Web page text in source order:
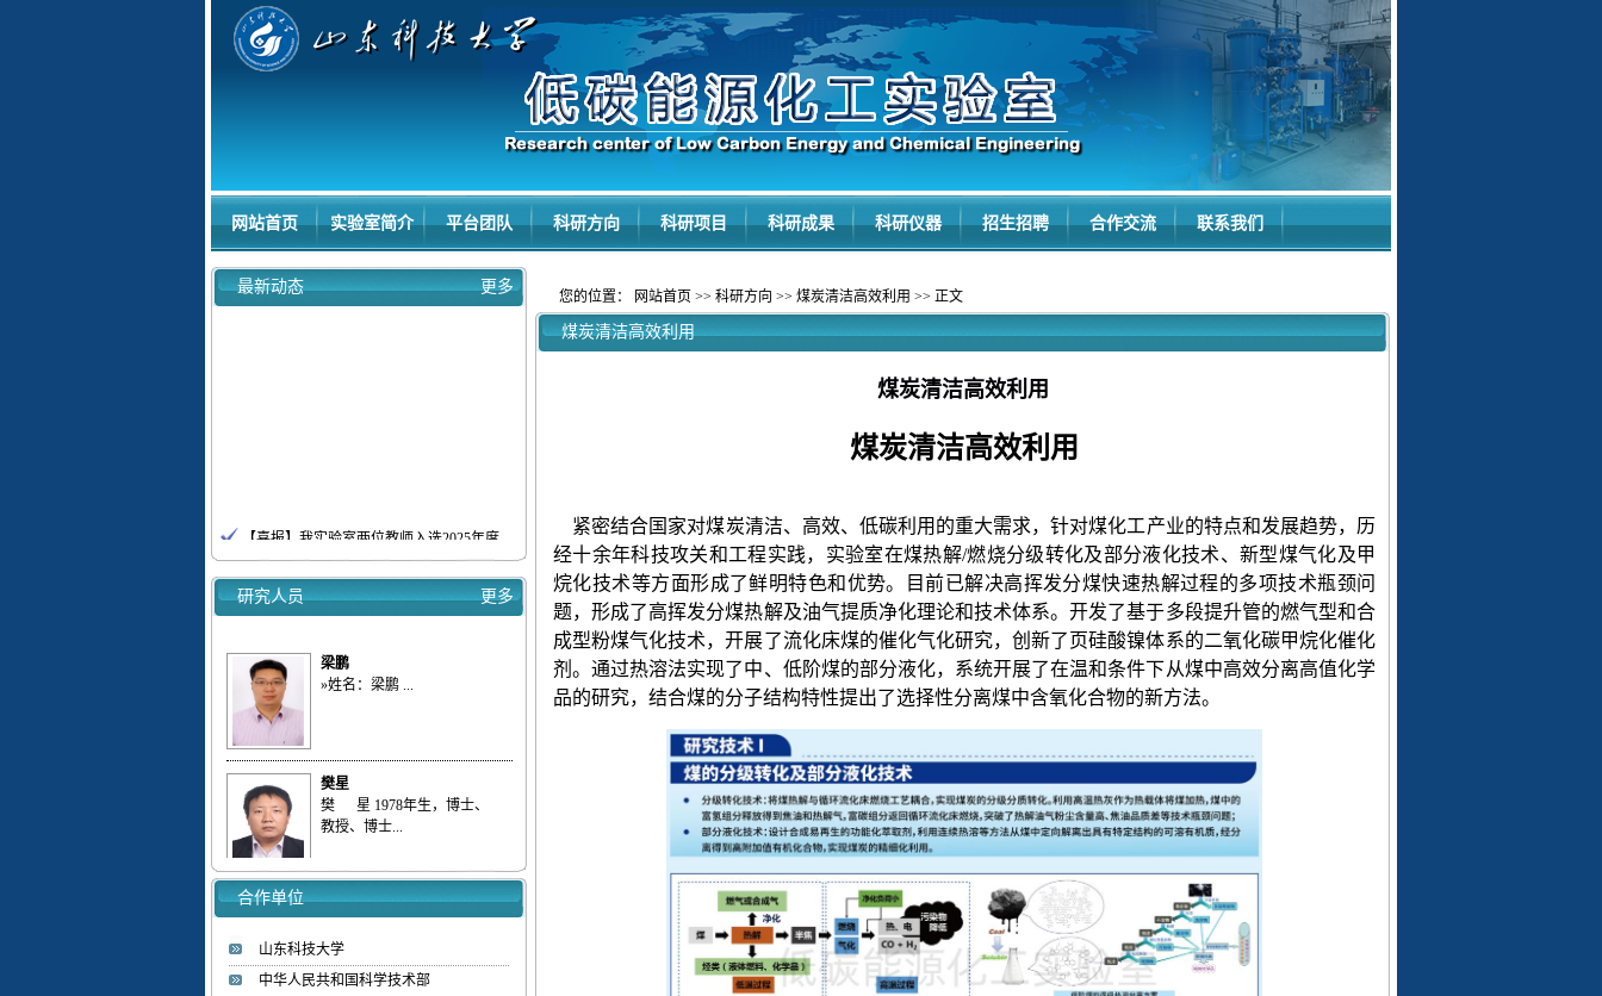
网站首页 实验室简介 平台团队 科研方向 科研项目 科研成果 科研仪器 招生招聘 合作交流 联系我们
最新动态 更多
我实验室梁鹏&刘庆等连续发表三篇低浓
度...
筛...
我室梁鹏&刘庆等综述多孔碳材料对气态
污...
【喜报】我实验室教师入选ScholarGPS 20...
【喜报】我实验室研究生获批山东省优秀...
热烈欢迎李彦坤博士加入低碳能源化工实验
室
研究人员 更多
»姓名：梁鹏 ...
樊 星 1978年生，博士、
教授、博士...
合作单位
山东科技大学
中华人民共和国科学技术部
您的位置： 网站首页 >> 科研方向 >> 煤炭清洁高效利用 >> 正文
煤炭清洁高效利用
煤炭清洁高效利用
煤炭清洁高效利用
紧密结合国家对煤炭清洁、高效、低碳利用的重大需求，针对煤化工产业的特点和发展趋势，历
经十余年科技攻关和工程实践，实验室在煤热解/燃烧分级转化及部分液化技术、新型煤气化及甲
烷化技术等方面形成了鲜明特色和优势。目前已解决高挥发分煤快速热解过程的多项技术瓶颈问
题，形成了高挥发分煤热解及油气提质净化理论和技术体系。开发了基于多段提升管的燃气型和合
成型粉煤气化技术，开展了流化床煤的催化气化研究，创新了页硅酸镍体系的二氧化碳甲烷化催化
剂。通过热溶法实现了中、低阶煤的部分液化，系统开展了在温和条件下从煤中高效分离高值化学
品的研究，结合煤的分子结构特性提出了选择性分离煤中含氧化合物的新方法。